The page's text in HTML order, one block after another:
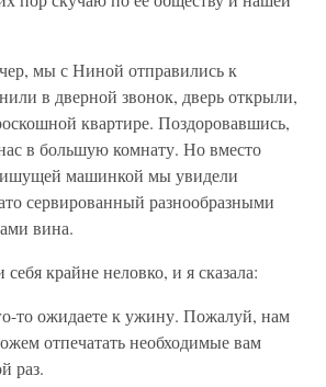
мы с Ниной отправились к
в дверной звонок, дверь открыли,
квартире. Поздоровавшись,
в большую комнату. Но вместо
машинкой мы увидели
сервированный разнообразными
вина.
крайне неловко, и я сказала:
то ожидаете к ужину. Пожалуй, нам
отпечатать необходимые вам
раз.